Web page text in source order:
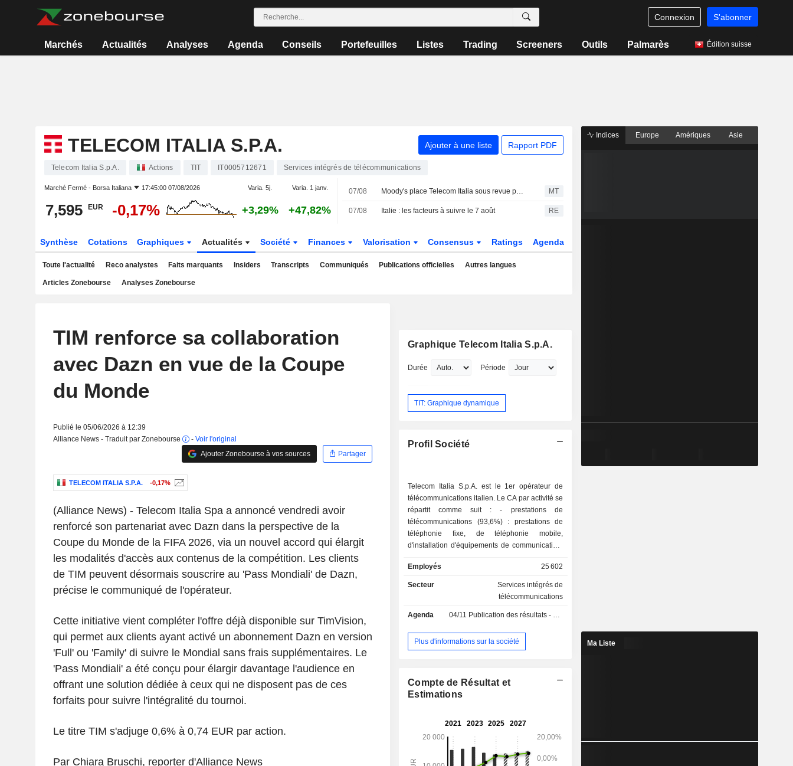
Connexion S'abonner
Marchés Actualités Analyses Agenda Conseils Portefeuilles Listes Trading Screeners Outils Palmarès Édition suisse
TELECOM ITALIA S.P.A. Ajouter à une liste Rapport PDF
Telecom Italia S.p.A. Actions TIT IT0005712671 Services intégrés de télécommunications
Marché Fermé - Borsa Italiana 17:45:00 07/08/2026 Varia. 5j. Varia. 1 janv.
7,595 EUR -0,17% +3,29% +47,82%
07/08 Moody's place Telecom Italia sous revue pour une possible amélioration de sa note après l'approbation de l'offre de Poste Italiane MT
07/08 Italie : les facteurs à suivre le 7 août RE
Synthèse Cotations Graphiques Actualités Société Finances Valorisation Consensus Ratings Agenda
Toute l'actualité Reco analystes Faits marquants Insiders Transcripts Communiqués Publications officielles Autres langues
Articles Zonebourse Analyses Zonebourse
TIM renforce sa collaboration
avec Dazn en vue de la Coupe
du Monde
Publié le 05/06/2026 à 12:39
Alliance News - Traduit par Zonebourse
- Voir l'original
Ajouter Zonebourse à vos sources
Partager
TELECOM ITALIA S.P.A. -0,17%
(Alliance News) - Telecom Italia Spa a annoncé vendredi avoir
renforcé son partenariat avec Dazn dans la perspective de la
Coupe du Monde de la FIFA 2026, via un nouvel accord qui élargit
les modalités d'accès aux contenus de la compétition. Les clients
de TIM peuvent désormais souscrire au 'Pass Mondiali' de Dazn,
précise le communiqué de l'opérateur.
Cette initiative vient compléter l'offre déjà disponible sur TimVision,
qui permet aux clients ayant activé un abonnement Dazn en version
'Full' ou 'Family' di suivre le Mondial sans frais supplémentaires. Le
'Pass Mondiali' a été conçu pour élargir davantage l'audience en
offrant une solution dédiée à ceux qui ne disposent pas de ces
forfaits pour suivre l'intégralité du tournoi.
Le titre TIM s'adjuge 0,6% à 0,74 EUR par action.
Par Chiara Bruschi, reporter d'Alliance News
Graphique Telecom Italia S.p.A.
Durée Période
TIT: Graphique dynamique
Profil Société
Telecom Italia S.p.A. est le 1er opérateur de
télécommunications italien. Le CA par activité se
répartit comme suit : - prestations de
télécommunications (93,6%) : prestations de
téléphonie fixe, de téléphonie mobile,
d'installation d'équipements de communication,
etc. ; - vente d'équipements de
télécommunication (6,4%). La répartition
géographique du CA est la suivante (avant
Brésil (30,7%).
Employés 25 602
Secteur
Services intégrés de
télécommunications
Agenda 04/11 Publication des résultats - Q3 2026
Plus d'informations sur la société
Compte de Résultat et
Estimations
Indices Europe Amériques Asie
Ma Liste